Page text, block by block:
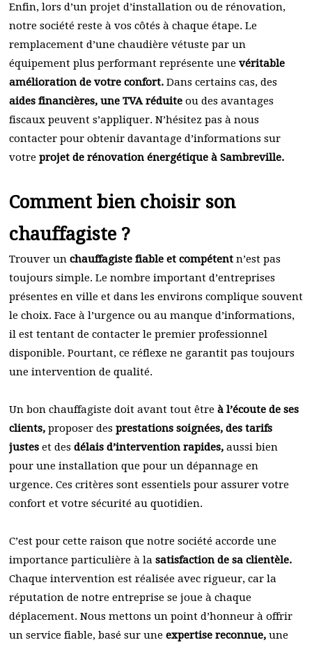
Enfin, lors d’un projet d’installation ou de rénovation,
notre société reste à vos côtés à chaque étape. Le
remplacement d’une chaudière vétuste par un
équipement plus performant représente une véritable
amélioration de votre confort. Dans certains cas, des
aides financières, une TVA réduite ou des avantages
fiscaux peuvent s’appliquer. N’hésitez pas à nous
contacter pour obtenir davantage d’informations sur
votre projet de rénovation énergétique à Sambreville.
Comment bien choisir son
chauffagiste ?
Trouver un chauffagiste fiable et compétent n’est pas
toujours simple. Le nombre important d’entreprises
présentes en ville et dans les environs complique souvent
le choix. Face à l’urgence ou au manque d’informations,
il est tentant de contacter le premier professionnel
disponible. Pourtant, ce réflexe ne garantit pas toujours
une intervention de qualité.
Un bon chauffagiste doit avant tout être à l’écoute de ses
clients, proposer des prestations soignées, des tarifs
justes et des délais d’intervention rapides, aussi bien
pour une installation que pour un dépannage en
urgence. Ces critères sont essentiels pour assurer votre
confort et votre sécurité au quotidien.
C’est pour cette raison que notre société accorde une
importance particulière à la satisfaction de sa clientèle.
Chaque intervention est réalisée avec rigueur, car la
réputation de notre entreprise se joue à chaque
déplacement. Nous mettons un point d’honneur à offrir
un service fiable, basé sur une expertise reconnue, une